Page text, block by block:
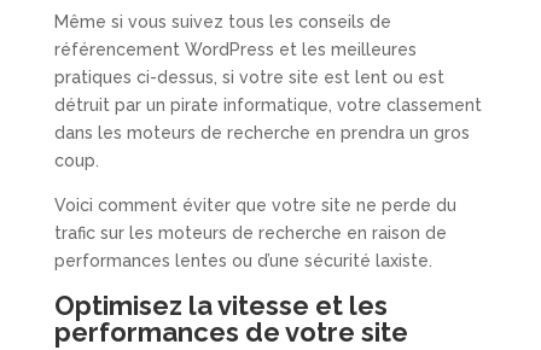
Même si vous suivez tous les conseils de
référencement WordPress et les meilleures
pratiques ci-dessus, si votre site est lent ou est
détruit par un pirate informatique, votre classement
dans les moteurs de recherche en prendra un gros
coup.
Voici comment éviter que votre site ne perde du
trafic sur les moteurs de recherche en raison de
performances lentes ou d’une sécurité laxiste.
Optimisez la vitesse et les
performances de votre site